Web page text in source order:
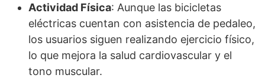
Actividad Física: Aunque las bicicletas
eléctricas cuentan con asistencia de pedaleo,
los usuarios siguen realizando ejercicio físico,
lo que mejora la salud cardiovascular y el
tono muscular.